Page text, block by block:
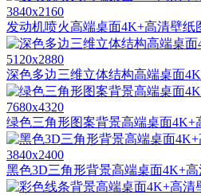
3840x2160
发动机喷火高端桌面4K+高清壁纸
5120x2880
深色多边三维立体结构高端桌面
7680x4320
绿色三角形图案背景高端桌面4K+
3840x2400
黑色3D三角形背景高端桌面4K+